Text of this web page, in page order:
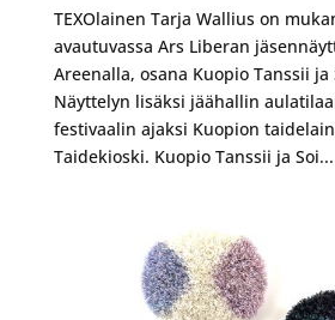
TEXOlainen Tarja Wallius on
avautuvassa Ars Liberan
Areenalla, osana Kuopio Tanssii ja
Näyttelyn lisäksi jäähallin
festivaalin ajaksi Kuopion
Taidekioski. Kuopio Tanssii ja Soi...